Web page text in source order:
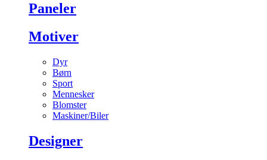
Paneler
Motiver
Dyr
Børn
Sport
Mennesker
Blomster
Maskiner/Biler
Designer